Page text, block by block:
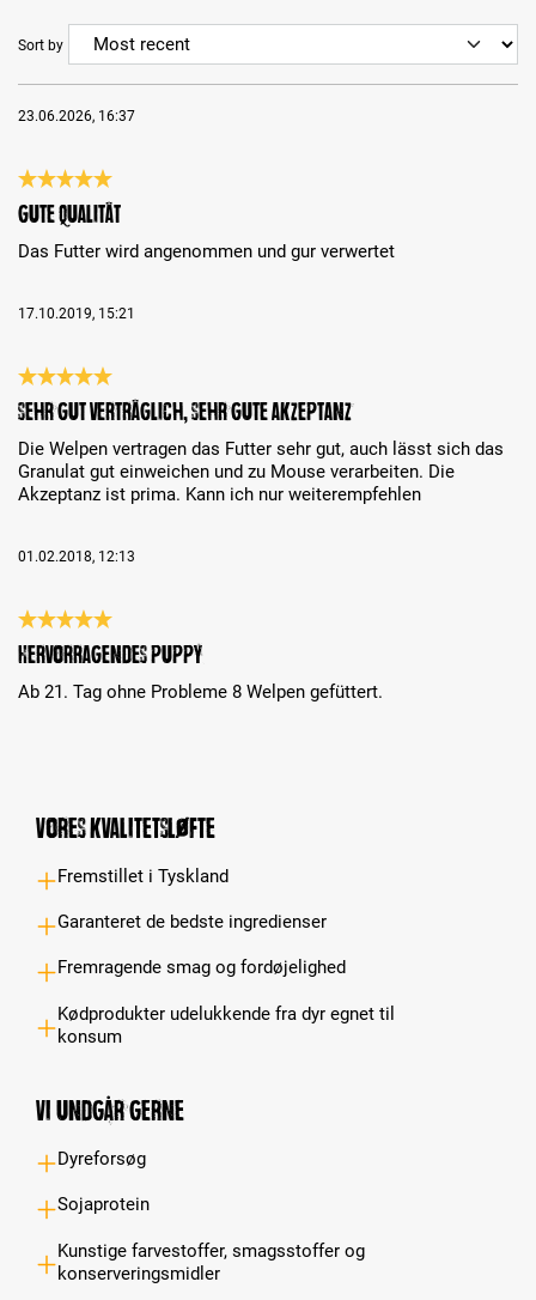
Sort by
23.06.2026, 16:37
Review with rating of 5 out of 5 stars
Gute Qualität
Das Futter wird angenommen und gur verwertet
17.10.2019, 15:21
Review with rating of 5 out of 5 stars
sehr gut verträglich, sehr gute Akzeptanz
Die Welpen vertragen das Futter sehr gut, auch lässt sich das
Granulat gut einweichen und zu Mouse verarbeiten. Die
Akzeptanz ist prima. Kann ich nur weiterempfehlen
01.02.2018, 12:13
Review with rating of 5 out of 5 stars
Hervorragendes Puppy
Ab 21. Tag ohne Probleme 8 Welpen gefüttert.
Vores kvalitetsløfte
Fremstillet i Tyskland
Garanteret de bedste ingredienser
Fremragende smag og fordøjelighed
Kødprodukter udelukkende fra dyr egnet til
konsum
Vi undgår gerne
Dyreforsøg
Sojaprotein
Kunstige farvestoffer, smagsstoffer og
konserveringsmidler